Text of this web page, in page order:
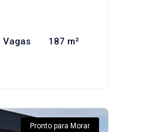
Vagas 187 m²
Pronto para Morar